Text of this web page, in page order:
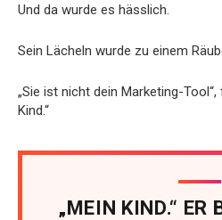
Und da wurde es hässlich.
Sein Lächeln wurde zu einem
„Sie ist nicht dein Marketing-
Kind.“
„MEIN KIND.“ ER